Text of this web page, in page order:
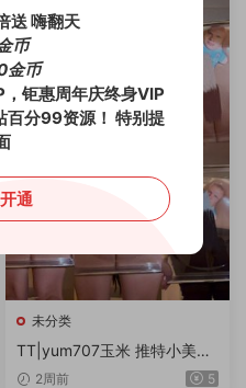
未分类
TT|yum707玉米 推特小美女
世界杯主题-2-乖男孩会得到
2周前 5
送 嗨翻天
币
金币
钜惠周年庆终身VIP
分99资源！ 特别提
通